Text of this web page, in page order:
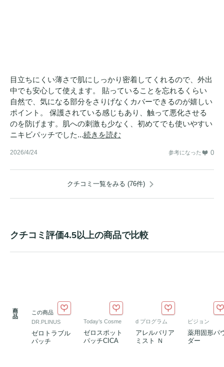
目立ちにくい薄さで肌にしっかり密着してくれるので、外出
中でも安心して使えます。 貼っていることを忘れるくらい
自然で、気になる部分をさりげなくカバーできるのが嬉しい
ポイント。 保護されている感じもあり、触って悪化させる
のを防げます。肌への刺激も少なく、初めてでも使いやすい
ニキビパッチでした...続きを読む
2026/4/24 参考になった 0
クチコミ一覧をみる (76件)
クチコミ評価4.5以上の商品で比較
商
品
この商品
DR.PLINUS
ゼロトラブル
パッチ
Today’s Cosme
ゼロスポット
パッチCICA
d プログラム
アレルバリア
ミスト Ｎ
ピジョン
薬用固形パ
ダー